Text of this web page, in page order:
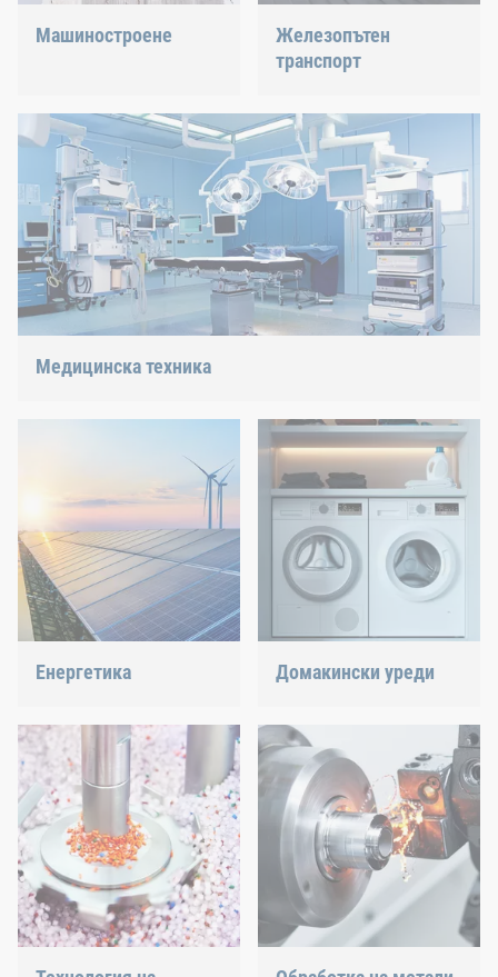
Машиностроене
с нашите иновативни
решения за свързване.
Железопътен
транспорт
заклепващи елементи
или управление на C-
части – ние предлагаме
подходящото решение.
Медицинска техника
високочувствителни технологии.
Енергетика
закрепване и сглобяване
допринасяме за
формирането на
бъдещето на
енергетиката.
Домакински уреди
фурна – ние гарантираме
точно подбрани
съединения.